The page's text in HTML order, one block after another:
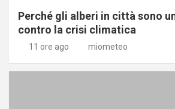
Perché gli alberi in città sono
contro la crisi climatica
11 ore ago miometeo